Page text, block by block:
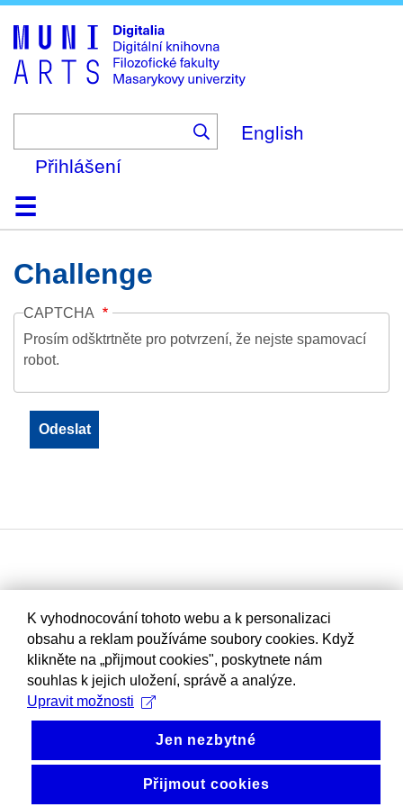
to
main
content
English
Přihlášení
DomůKolekce
Prohlížení
Vyhledávání
O platformě
Nápověda
KontaktDigitalia
Challenge
CAPTCHA
Prosím odšktrtněte pro potvrzení, že nejste spamovací
robot.
K vyhodnocování tohoto webu a k personalizaci
obsahu a reklam používáme soubory cookies. Když
klikněte na „přijmout cookies", poskytnete nám
souhlas k jejich uložení, správě a analýze.
Upravit možnosti
Jen nezbytné
Přijmout cookies